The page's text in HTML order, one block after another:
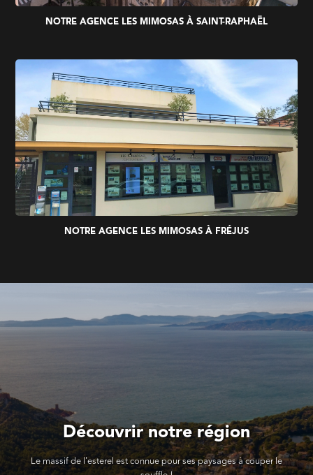
NOTRE AGENCE LES MIMOSAS À SAINT-RAPHAËL
NOTRE AGENCE LES MIMOSAS À FRÉJUS
Découvrir notre région
Le massif de l'esterel est connue pour ses paysages à couper le